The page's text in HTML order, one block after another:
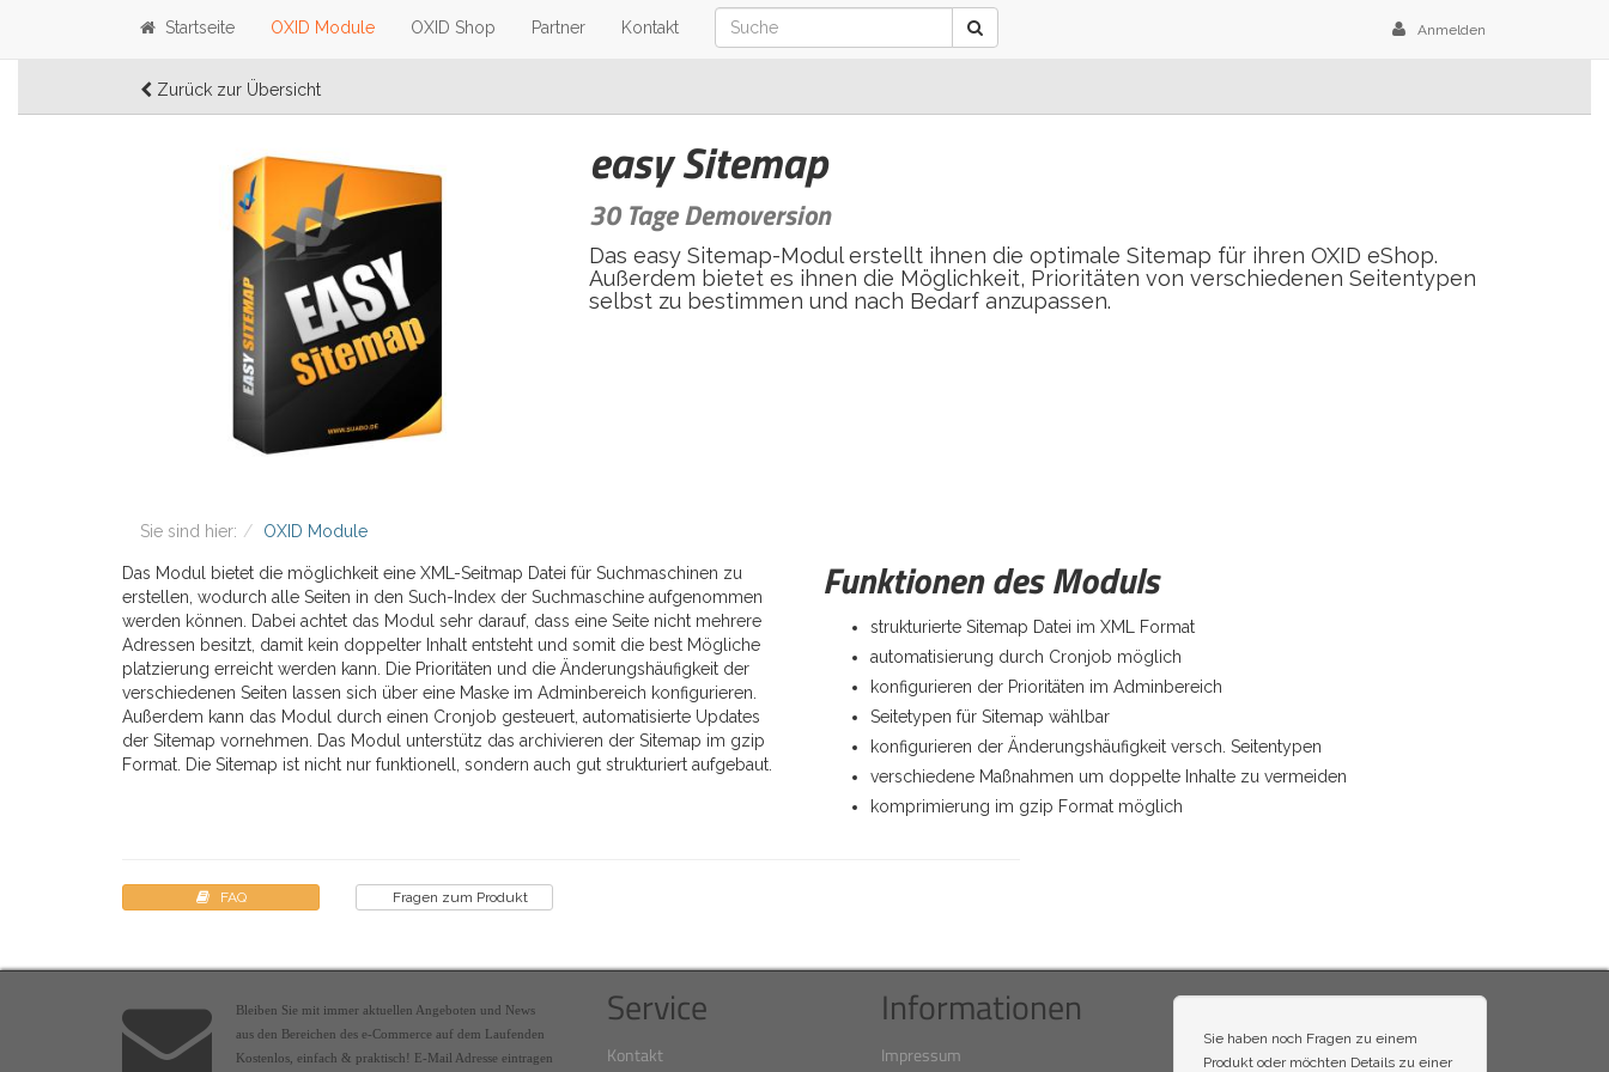
Startseite OXID Module OXID Shop Partner Kontakt Anmelden
Zurück zur Übersicht
easy Sitemap
30 Tage Demoversion
Das easy Sitemap-Modul erstellt ihnen die optimale Sitemap für ihren OXID eShop.
Außerdem bietet es ihnen die Möglichkeit, Prioritäten von verschiedenen Seitentypen
selbst zu bestimmen und nach Bedarf anzupassen.
Sie sind hier: OXID Module
Das Modul bietet die möglichkeit eine XML-Seitmap Datei für Suchmaschinen zu
erstellen, wodurch alle Seiten in den Such-Index der Suchmaschine aufgenommen
werden können. Dabei achtet das Modul sehr darauf, dass eine Seite nicht mehrere
Adressen besitzt, damit kein doppelter Inhalt entsteht und somit die best Mögliche
platzierung erreicht werden kann. Die Prioritäten und die Änderungshäufigkeit der
verschiedenen Seiten lassen sich über eine Maske im Adminbereich konfigurieren.
Außerdem kann das Modul durch einen Cronjob gesteuert, automatisierte Updates
der Sitemap vornehmen. Das Modul unterstütz das archivieren der Sitemap im gzip
Format. Die Sitemap ist nicht nur funktionell, sondern auch gut strukturiert aufgebaut.
Funktionen des Moduls
strukturierte Sitemap Datei im XML Format
automatisierung durch Cronjob möglich
konfigurieren der Prioritäten im Adminbereich
Seitetypen für Sitemap wählbar
konfigurieren der Änderungshäufigkeit versch. Seitentypen
verschiedene Maßnahmen um doppelte Inhalte zu vermeiden
komprimierung im gzip Format möglich
FAQ Fragen zum Produkt
Bleiben Sie mit immer aktuellen Angeboten und News
aus den Bereichen des e-Commerce auf dem Laufenden
Kostenlos, einfach & praktisch! E-Mail Adresse eintragen
Service
Kontakt
Informationen
Impressum
Sie haben noch Fragen zu einem
Produkt oder möchten Details zu einer